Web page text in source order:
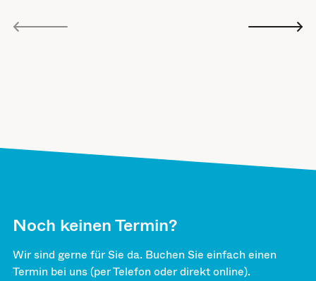
Noch keinen Termin?
Wir sind gerne für Sie da. Buchen Sie einfach einen
Termin bei uns (per Telefon oder direkt online).